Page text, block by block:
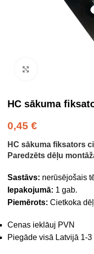
HC sākuma
0,45 €
HC sākuma fiksators
Paredzēts dēļu
Sastāvs: nerūsējošais
Iepakojumā: 1 gab.
Piemērots: Cietkoka
Cenas ieklāuj PVN
Piegāde visā Latvijā 1-